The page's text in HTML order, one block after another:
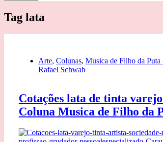
Tag lata
Arte, Colunas, Musica de Filho da Puta
Rafael Schwab
Cotações lata de tinta
Coluna Musica de Filho da